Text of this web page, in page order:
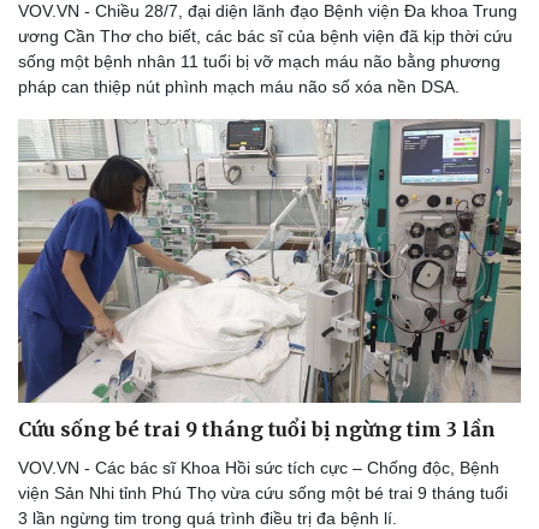
VOV.VN - Chiều 28/7, đại diện lãnh đạo Bệnh viện Đa khoa Trung
ương Cần Thơ cho biết, các bác sĩ của bệnh viện đã kịp thời cứu
sống một bệnh nhân 11 tuổi bị vỡ mạch máu não bằng phương
pháp can thiệp nút phình mạch máu não số xóa nền DSA.
Cứu sống bé trai 9 tháng tuổi bị ngừng tim 3 lần
VOV.VN - Các bác sĩ Khoa Hồi sức tích cực – Chống độc, Bệnh
viện Sản Nhi tỉnh Phú Thọ vừa cứu sống một bé trai 9 tháng tuổi
3 lần ngừng tim trong quá trình điều trị đa bệnh lí.